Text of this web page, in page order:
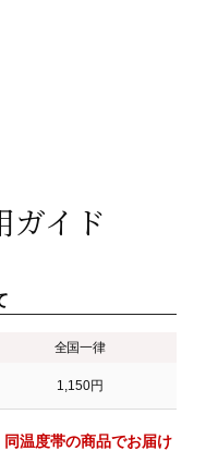
ガイド
全国一律
1,150円
同温度帯の商品でお届け